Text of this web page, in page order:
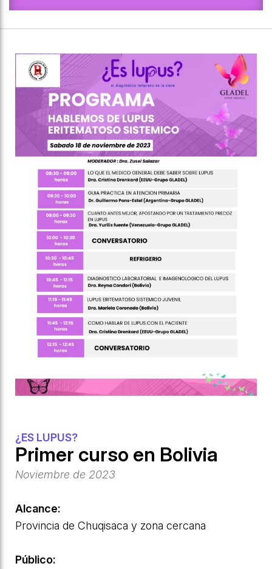
¿ES LUPUS?
Primer curso en Bolivia
Noviembre de 2023
Alcance:
Provincia de Chuqisaca y zona cercana
Público: